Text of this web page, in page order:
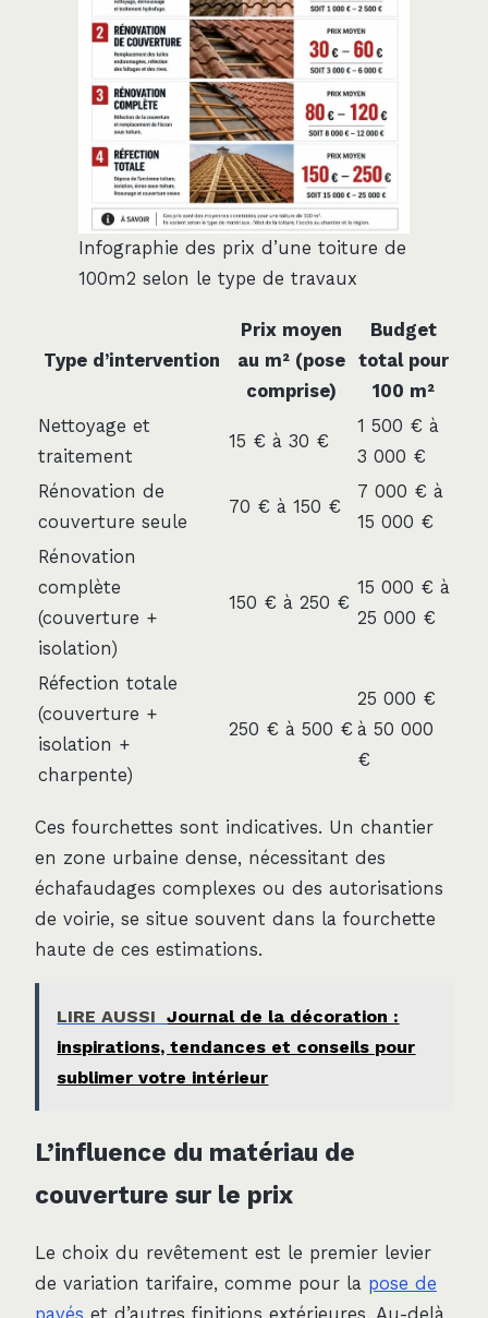
Infographie des prix d’une toiture de
100m2 selon le type de travaux
Type d’intervention
Prix moyen
au m² (pose
comprise)
Budget
total pour
100 m²
Nettoyage et
traitement
15 € à 30 €
1 500 € à
3 000 €
Rénovation de
couverture seule
70 € à 150 €
7 000 € à
15 000 €
Rénovation
complète
(couverture +
isolation)
150 € à 250 €
15 000 € à
25 000 €
Réfection totale
(couverture +
isolation +
charpente)
250 € à 500 €
25 000 €
à 50 000
€
Ces fourchettes sont indicatives. Un chantier
en zone urbaine dense, nécessitant des
échafaudages complexes ou des autorisations
de voirie, se situe souvent dans la fourchette
haute de ces estimations.
LIRE AUSSI
Journal de la décoration :
inspirations, tendances et conseils pour
sublimer votre intérieur
L’influence du matériau de
couverture sur le prix
Le choix du revêtement est le premier levier
de variation tarifaire, comme pour la pose de